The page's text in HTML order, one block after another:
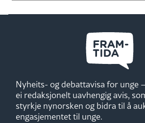
Nyheits- og debattavisa for unge
ei redaksjonelt uavhengig avis,
styrkje nynorsken og bidra til å
engasjementet til unge.